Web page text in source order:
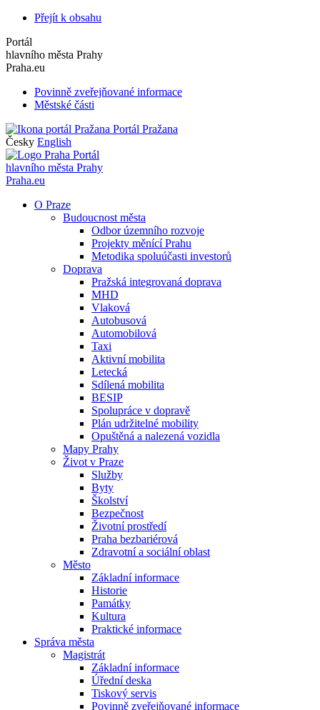
Přejít k obsahu
Portál
hlavního města Prahy
Praha.eu
Povinně zveřejňované informace
Městské části
Portál Pražana
Česky English
Portál
hlavního města Prahy
Praha.eu
O Praze
Budoucnost města
Odbor územního rozvoje
Projekty měnící Prahu
Metodika spoluúčasti investorů
Doprava
Pražská integrovaná doprava
MHD
Vlaková
Autobusová
Automobilová
Taxi
Aktivní mobilita
Letecká
Sdílená mobilita
BESIP
Spolupráce v dopravě
Plán udržitelné mobility
Opuštěná a nalezená vozidla
Mapy Prahy
Život v Praze
Služby
Byty
Školství
Bezpečnost
Životní prostředí
Praha bezbariérová
Zdravotní a sociální oblast
Město
Základní informace
Historie
Památky
Kultura
Praktické informace
Správa města
Magistrát
Základní informace
Úřední deska
Tiskový servis
Povinně zveřejňované informace